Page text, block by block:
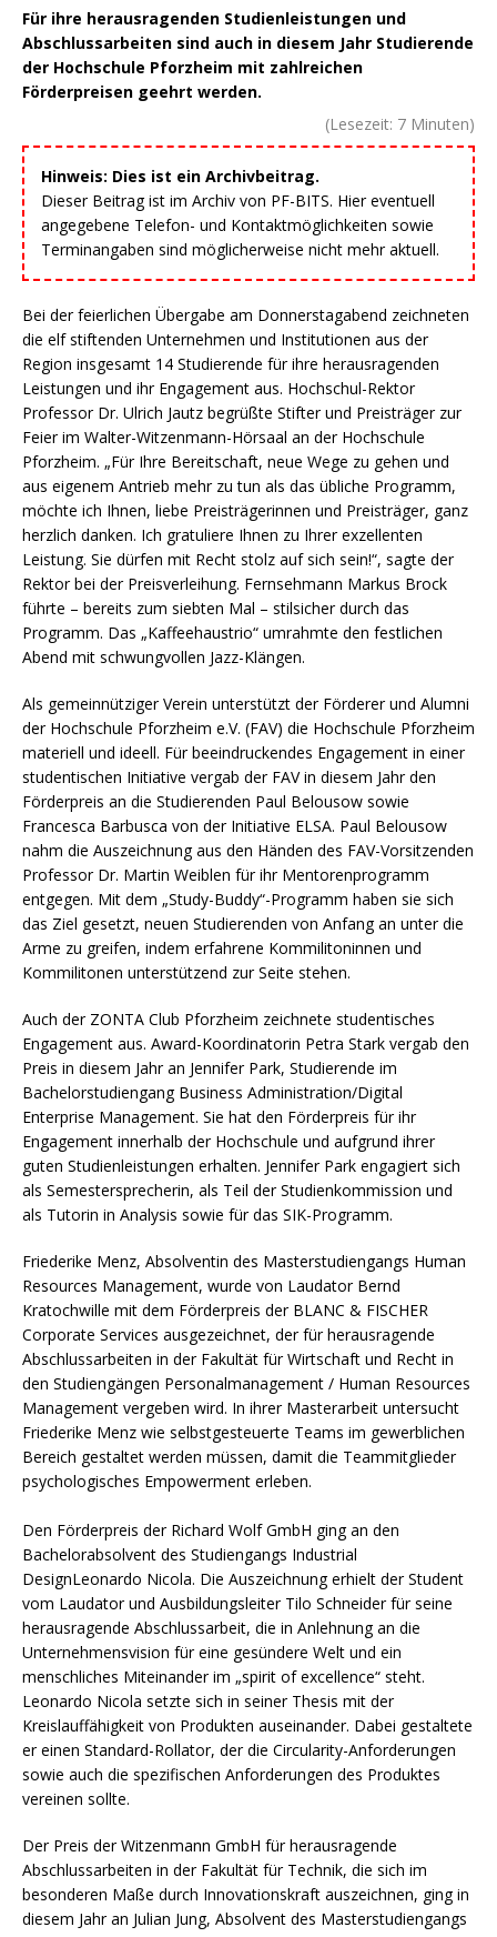
Für ihre herausragenden Studienleistungen und
Abschlussarbeiten sind auch in diesem Jahr Studierende
der Hochschule Pforzheim mit zahlreichen
Förderpreisen geehrt werden.
(Lesezeit: 7 Minuten)
Hinweis: Dies ist ein Archivbeitrag.
Dieser Beitrag ist im Archiv von PF-BITS. Hier eventuell
angegebene Telefon- und Kontaktmöglichkeiten sowie
Terminangaben sind möglicherweise nicht mehr aktuell.
Bei der feierlichen Übergabe am Donnerstagabend zeichneten
die elf stiftenden Unternehmen und Institutionen aus der
Region insgesamt 14 Studierende für ihre herausragenden
Leistungen und ihr Engagement aus. Hochschul-Rektor
Professor Dr. Ulrich Jautz begrüßte Stifter und Preisträger zur
Feier im Walter-Witzenmann-Hörsaal an der Hochschule
Pforzheim. „Für Ihre Bereitschaft, neue Wege zu gehen und
aus eigenem Antrieb mehr zu tun als das übliche Programm,
möchte ich Ihnen, liebe Preisträgerinnen und Preisträger, ganz
herzlich danken. Ich gratuliere Ihnen zu Ihrer exzellenten
Leistung. Sie dürfen mit Recht stolz auf sich sein!“, sagte der
Rektor bei der Preisverleihung. Fernsehmann Markus Brock
führte – bereits zum siebten Mal – stilsicher durch das
Programm. Das „Kaffeehaustrio“ umrahmte den festlichen
Abend mit schwungvollen Jazz-Klängen.
Als gemeinnütziger Verein unterstützt der Förderer und Alumni
der Hochschule Pforzheim e.V. (FAV) die Hochschule Pforzheim
materiell und ideell. Für beeindruckendes Engagement in einer
studentischen Initiative vergab der FAV in diesem Jahr den
Förderpreis an die Studierenden Paul Belousow sowie
Francesca Barbusca von der Initiative ELSA. Paul Belousow
nahm die Auszeichnung aus den Händen des FAV-Vorsitzenden
Professor Dr. Martin Weiblen für ihr Mentorenprogramm
entgegen. Mit dem „Study-Buddy“-Programm haben sie sich
das Ziel gesetzt, neuen Studierenden von Anfang an unter die
Arme zu greifen, indem erfahrene Kommilitoninnen und
Kommilitonen unterstützend zur Seite stehen.
Auch der ZONTA Club Pforzheim zeichnete studentisches
Engagement aus. Award-Koordinatorin Petra Stark vergab den
Preis in diesem Jahr an Jennifer Park, Studierende im
Bachelorstudiengang Business Administration/Digital
Enterprise Management. Sie hat den Förderpreis für ihr
Engagement innerhalb der Hochschule und aufgrund ihrer
guten Studienleistungen erhalten. Jennifer Park engagiert sich
als Semestersprecherin, als Teil der Studienkommission und
als Tutorin in Analysis sowie für das SIK-Programm.
Friederike Menz, Absolventin des Masterstudiengangs Human
Resources Management, wurde von Laudator Bernd
Kratochwille mit dem Förderpreis der BLANC & FISCHER
Corporate Services ausgezeichnet, der für herausragende
Abschlussarbeiten in der Fakultät für Wirtschaft und Recht in
den Studiengängen Personalmanagement / Human Resources
Management vergeben wird. In ihrer Masterarbeit untersucht
Friederike Menz wie selbstgesteuerte Teams im gewerblichen
Bereich gestaltet werden müssen, damit die Teammitglieder
psychologisches Empowerment erleben.
Den Förderpreis der Richard Wolf GmbH ging an den
Bachelorabsolvent des Studiengangs Industrial
DesignLeonardo Nicola. Die Auszeichnung erhielt der Student
vom Laudator und Ausbildungsleiter Tilo Schneider für seine
herausragende Abschlussarbeit, die in Anlehnung an die
Unternehmensvision für eine gesündere Welt und ein
menschliches Miteinander im „spirit of excellence“ steht.
Leonardo Nicola setzte sich in seiner Thesis mit der
Kreislauffähigkeit von Produkten auseinander. Dabei gestaltete
er einen Standard-Rollator, der die Circularity-Anforderungen
sowie auch die spezifischen Anforderungen des Produktes
vereinen sollte.
Der Preis der Witzenmann GmbH für herausragende
Abschlussarbeiten in der Fakultät für Technik, die sich im
besonderen Maße durch Innovationskraft auszeichnen, ging in
diesem Jahr an Julian Jung, Absolvent des Masterstudiengangs